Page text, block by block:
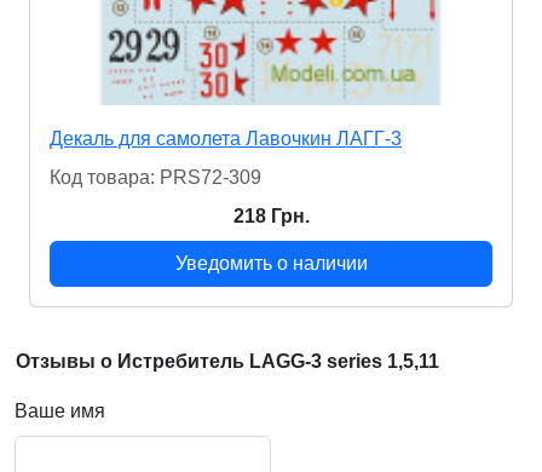
Декаль для самолета Лавочкин ЛАГГ-3
Код товара: PRS72-309
218 Грн.
Уведомить о наличии
Отзывы о Истребитель LAGG-3 series 1,5,11
Ваше имя